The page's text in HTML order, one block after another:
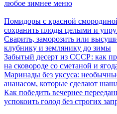
любое зимнее меню
Помидоры с красной
сохранить плоды целыми и
Сварить, заморозить или
клубнику и землянику до зимы
Забытый десерт из СССР: как
на сковороде со сметаной и
Маринады без уксуса:
ананасом, которые сделают
Как победить вечернее
успокоить голод без строгих